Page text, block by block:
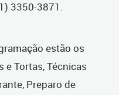
3350-3871.
estão os
e Tortas, Técnicas
Preparo de